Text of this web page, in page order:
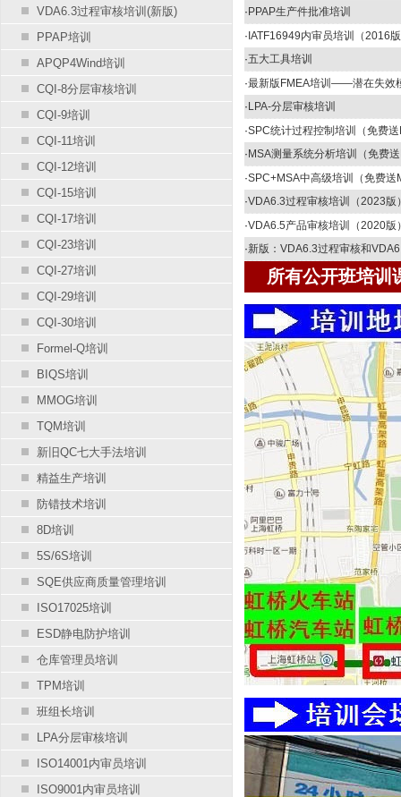
VDA6.3过程审核培训(新版)
PPAP培训
APQP4Wind培训
CQI-8分层审核培训
CQI-9培训
CQI-11培训
CQI-12培训
CQI-15培训
CQI-17培训
CQI-23培训
CQI-27培训
CQI-29培训
CQI-30培训
Formel-Q培训
BIQS培训
MMOG培训
TQM培训
新旧QC七大手法培训
精益生产培训
防错技术培训
8D培训
5S/6S培训
SQE供应商质量管理培训
ISO17025培训
ESD静电防护培训
仓库管理员培训
TPM培训
班组长培训
LPA分层审核培训
ISO14001内审员培训
ISO9001内审员培训
· PPAP生产件批准培训
· IATF16949内审员培训（2016
·五大工具培训
·最新版FMEA培训——潜在失效
· LPA-分层审核培训
·SPC统计过程控制培训（免费
· MSA测量系统分析培训（免费
·SPC+MSA中高级培训（免费送
·VDA6.3过程审核培训（2023版
·VDA6.5产品审核培训（2020版
·新版：VDA6.3过程审核和
所有公开班培训